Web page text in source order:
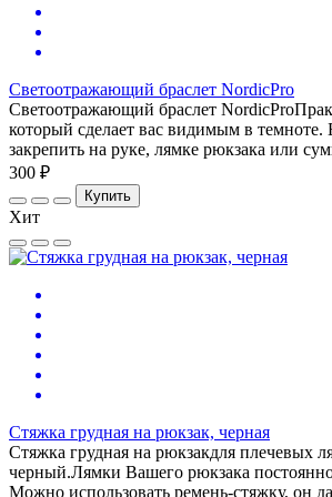
Светоотражающий браслет NordicPro
Светоотражающий браслет
который сделает вас видимым в темноте.
закрепить на руке, лямке рюкзака или
300 ₽
Купить
Хит
Стяжка грудная на рюкзак, черная
Стяжка грудная на рюкзакдля плечевых
черный.Лямки Вашего рюкзака
Можно использовать ремень-стяжку, он